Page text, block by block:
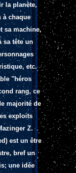
la planète,
à chaque
sa machine,
sa tête un
etc.
"héros
rang, ce
majorité de
exploits
Z.
est un être
bref un
une idée